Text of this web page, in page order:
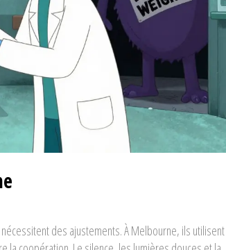
des ajustements. À Melbourne, ils